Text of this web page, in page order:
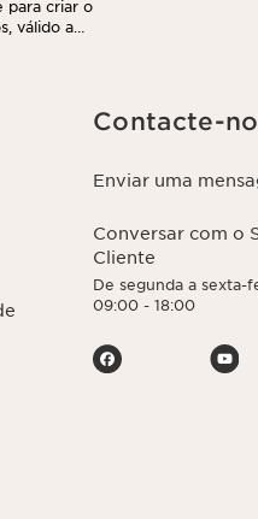
para criar o
válido a
as
Contacte-
Enviar uma
Conversar com o
Cliente
De segunda a sexta-
09:00 - 18:00